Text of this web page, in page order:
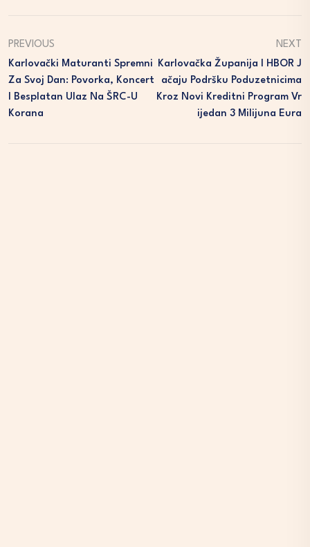
PREVIOUS
Karlovački Maturanti Spremni
Za Svoj Dan: Povorka, Koncert
I Besplatan Ulaz Na ŠRC-U
Korana
NEXT
Karlovačka Županija I HBOR J
Ačaju Podršku Poduzetnicima
Kroz Novi Kreditni Program Vr
Ijedan 3 Milijuna Eura